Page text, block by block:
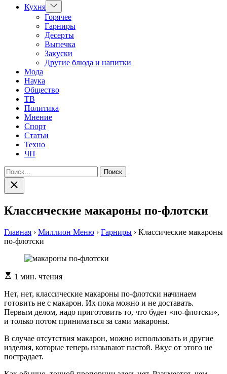
Кухня Показать
подменю
Горячее
Гарниры
Десерты
Выпечка
Закуски
Другие блюда и напитки
Мода
Наука
Общество
ТВ
Политика
Мнение
Спорт
Статьи
Техно
ЧП
Найти:
Закрыть
поиск
Классические макароны по-флотски
Главная › Миллион Меню › Гарниры › Классические макароны
по-флотски
Расчетное
чтения
1 мин. чтения
Нет, нет, классические макароны по-флотски начинаем
готовить не с макарон. Их пока можно и не доставать.
Первым делом, надо приготовить то, что будет «по-флотски»,
и только потом приниматься за сами макароны.
В случае отсутствия макарон, можно использовать и другие
изделия, которые теперь называют пастой. Вкус от этого не
пострадает.